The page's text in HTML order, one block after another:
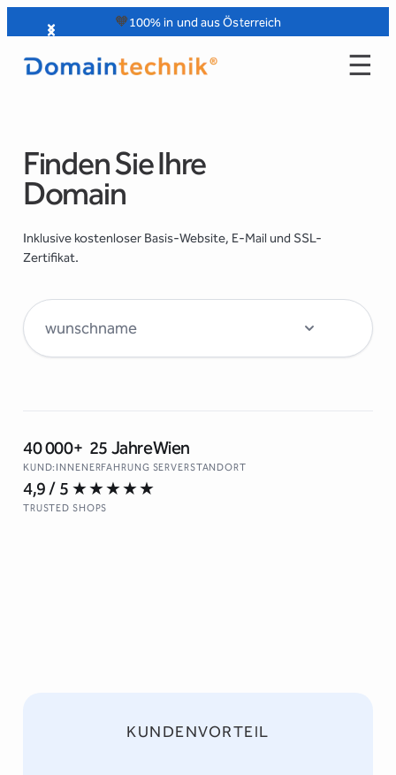
Inhalt
springen
🧡100% in und aus Österreich
☰
Finden Sie Ihre
Domain
Inklusive kostenloser Basis-Website, E-Mail und SSL-
Zertifikat.
↵ Neue Zeile · ⌘↵ / Ctrl+↵ oder Schaltfläche zum Suchen
40 000+
KUND:INNEN
25 Jahre
ERFAHRUNG
Wien
SERVERSTANDORT
4,9 / 5 ★★★★★
TRUSTED SHOPS
KUNDENVORTEIL